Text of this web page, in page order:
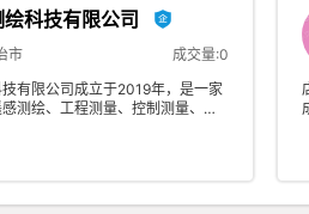
科技有限公司
市
成交量:0
有限公司成立于2019年，是一家
测绘、工程测量、控制测量、地
工7人，其 中高级工程师1人,工程
技术人员占公司总人数的90%，公